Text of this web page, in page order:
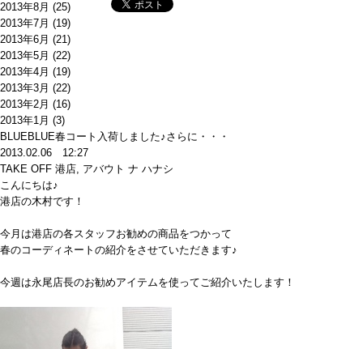
2013年8月 (25)
2013年7月 (19)
2013年6月 (21)
2013年5月 (22)
2013年4月 (19)
2013年3月 (22)
2013年2月 (16)
2013年1月 (3)
BLUEBLUE春コート入荷しました♪さらに・・・
2013.02.06 12:27
TAKE OFF 港店, アバウト ナ ハナシ
こんにちは♪
港店の木村です！
今月は港店の各スタッフお勧めの商品をつかって
春のコーディネートの紹介をさせていただきます♪
今週は永尾店長のお勧めアイテムを使ってご紹介いたします！